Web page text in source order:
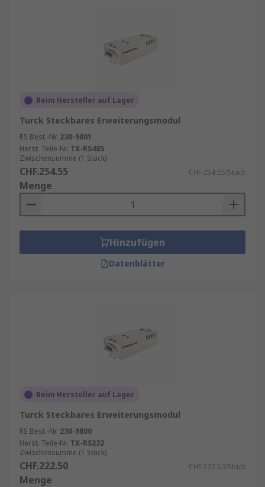
Beim Hersteller auf Lager
Turck Steckbares Erweiterungsmodul
RS Best.-Nr. 230-9801
Herst. Teile-Nr. TX-RS485
Zwischensumme (1 Stück)
CHF.254.55 CHF.254.55/Stück
Menge
Hinzufügen
Datenblätter
Beim Hersteller auf Lager
Turck Steckbares Erweiterungsmodul
RS Best.-Nr. 230-9800
Herst. Teile-Nr. TX-RS232
Zwischensumme (1 Stück)
CHF.222.50 CHF.222.50/Stück
Menge